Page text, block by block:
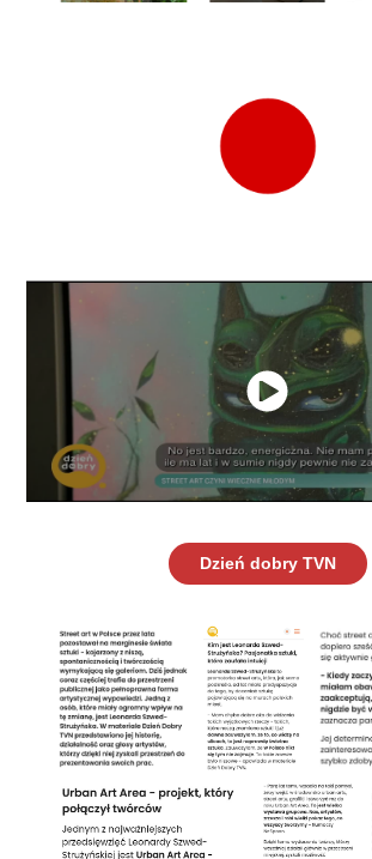
Dzień dobry TVN